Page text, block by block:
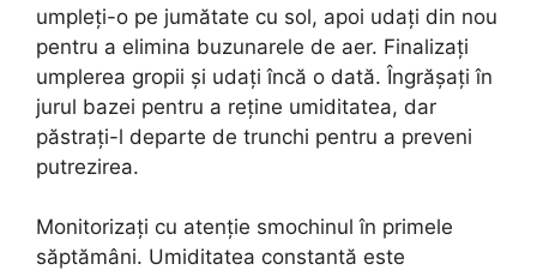
umpleți-o pe jumătate cu sol, apoi udați din nou
pentru a elimina buzunarele de aer. Finalizați
umplerea gropii și udați încă o dată. Îngrășați în
jurul bazei pentru a reține umiditatea, dar
păstrați-l departe de trunchi pentru a preveni
putrezirea.
Monitorizați cu atenție smochinul în primele
săptămâni. Umiditatea constantă este